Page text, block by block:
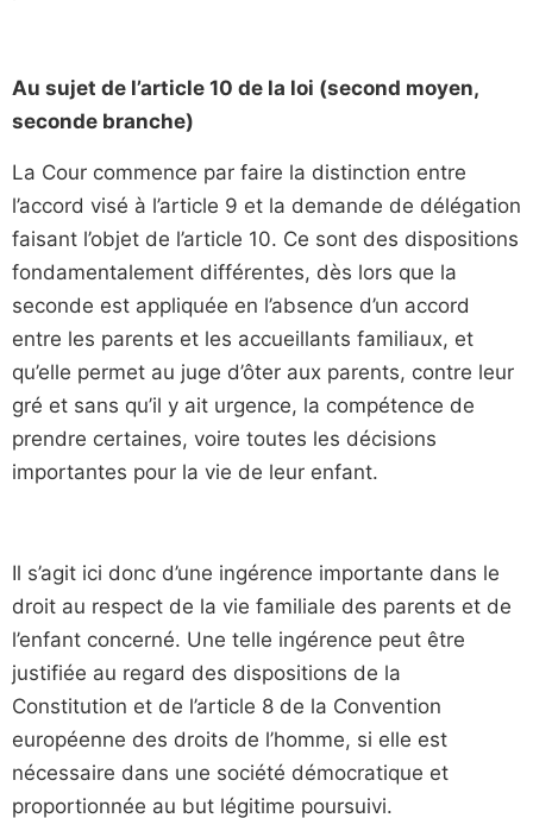
Au sujet de l’article 10 de la loi (second moyen,
seconde branche)
La Cour commence par faire la distinction entre
l’accord visé à l’article 9 et la demande de délégation
faisant l’objet de l’article 10. Ce sont des dispositions
fondamentalement différentes, dès lors que la
seconde est appliquée en l’absence d’un accord
entre les parents et les accueillants familiaux, et
qu’elle permet au juge d’ôter aux parents, contre leur
gré et sans qu’il y ait urgence, la compétence de
prendre certaines, voire toutes les décisions
importantes pour la vie de leur enfant.
Il s’agit ici donc d’une ingérence importante dans le
droit au respect de la vie familiale des parents et de
l’enfant concerné. Une telle ingérence peut être
justifiée au regard des dispositions de la
Constitution et de l’article 8 de la Convention
européenne des droits de l’homme, si elle est
nécessaire dans une société démocratique et
proportionnée au but légitime poursuivi.